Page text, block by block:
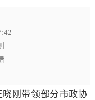
刚带领部分市政协